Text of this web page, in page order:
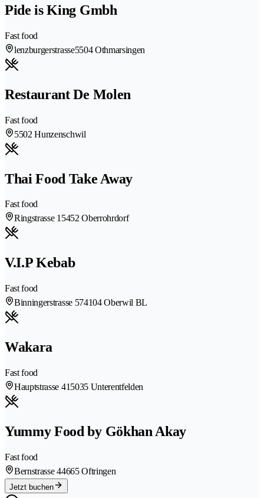
Pide is King Gmbh
Fast food
lenzburgerstrasse5504 Othmarsingen
Restaurant De Molen
Fast food
5502 Hunzenschwil
Thai Food Take Away
Fast food
Ringstrasse 15452 Oberrohrdorf
V.I.P Kebab
Fast food
Binningerstrasse 574104 Oberwil BL
Wakara
Fast food
Hauptstrasse 415035 Unterentfelden
Yummy Food by Gökhan Akay
Fast food
Bernstrasse 44665 Oftringen
Jetzt buchen